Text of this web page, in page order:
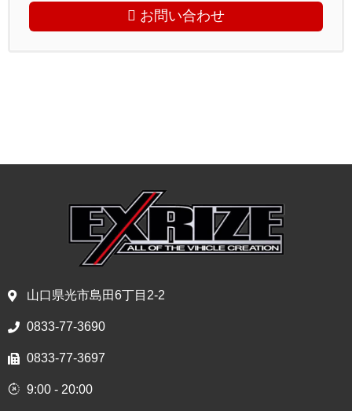
お問い合わせ
山口県光市島田6丁目2-2
0833-77-3690
0833-77-3697
9:00 - 20:00